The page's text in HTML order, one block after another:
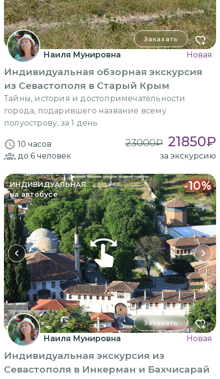
Заказать
Наиля Мунировна Новая
Индивидуальная обзорная экскурсия
из Севастополя в Старый Крым
Тайны, история и достопримечательности
города, подарившего название всему
полуострову, за 1 день
10 часов 23000₽ 21850₽
до 6 человек за экскурсию
ИНДИВИДУАЛЬНАЯ
на автобусе
-10%
Заказать
Наиля Мунировна Новая
Индивидуальная экскурсия из
Севастополя в Инкерман и Бахчисарай